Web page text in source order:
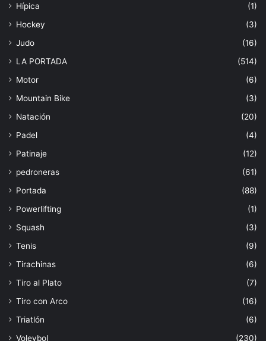
Hípica
(1)
Hockey
(3)
Judo
(16)
LA PORTADA
(514)
Motor
(6)
Mountain Bike
(3)
Natación
(20)
Padel
(4)
Patinaje
(12)
pedroneras
(61)
Portada
(88)
Powerlifting
(1)
Squash
(3)
Tenis
(9)
Tirachinas
(6)
Tiro al Plato
(7)
Tiro con Arco
(16)
Triatlón
(6)
Voleybol
(230)